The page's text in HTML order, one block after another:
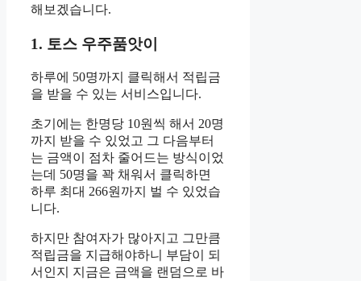
해보겠습니다.
1. 토스 우주품앗이
하루에 50명까지 클릭해서 적립금
을 받을 수 있는 서비스입니다.
초기에는 한명당 10원씩 해서 20명
까지 받을 수 있었고 그 다음부터
는 금액이 점차 줄어드는 방식이었
는데 50명을 꽉 채워서 클릭하면
하루 최대 266원까지 벌 수 있었습
니다.
하지만 참여자가 많아지고 그만큼
적립금을 지급해야하니 부담이 되
서인지 지금은 금액을 랜덤으로 바